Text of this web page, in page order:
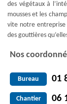
des végétaux à
mousses et les
vite notre entreprise
des gouttières
Nos
Bureau 01
Chantier 06